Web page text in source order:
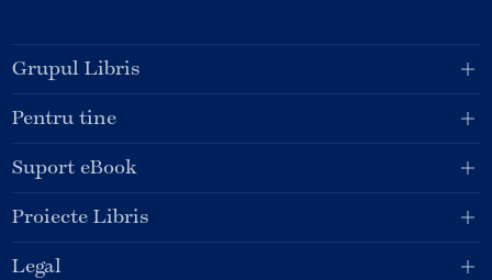
Grupul Libris
Pentru tine
Suport eBook
Proiecte Libris
Legal